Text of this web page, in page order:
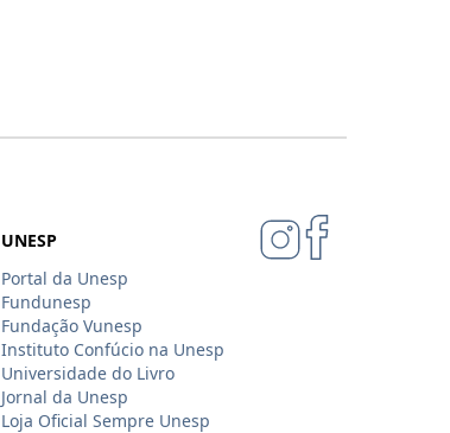
UNESP
Portal da Unesp
Fundunesp
Fundação Vunesp
Instituto Confúcio na Unesp
Universidade do Livro
Jornal da Unesp
Loja Oficial Sempre Unesp